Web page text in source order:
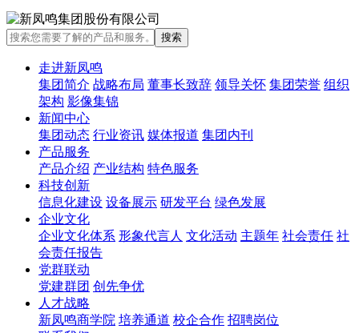
走进新凤鸣
集团简介 战略布局 董事长致辞 领导关怀 集团荣誉 组织
架构 影像集锦
新闻中心
集团动态 行业资讯 媒体报道 集团内刊
产品服务
产品介绍 产业结构 特色服务
科技创新
信息化建设 设备展示 研发平台 绿色发展
企业文化
企业文化体系 形象代言人 文化活动 主题年 社会责任 社
会责任报告
党群联动
党建群团 创先争优
人才战略
新凤鸣商学院 培养通道 校企合作 招聘岗位